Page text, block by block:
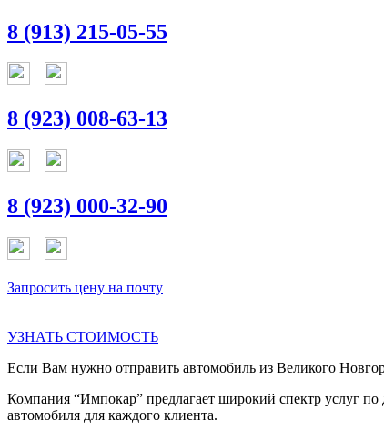
8 (913) 215-05-55
8 (923) 008-63-13
8 (923) 000-32-90
Запросить цену на почту
УЗНАТЬ СТОИМОСТЬ
Если Вам нужно отправить автомобиль из Великого
Компания “Импокар” предлагает широкий спектр услуг
автомобиля для каждого клиента.